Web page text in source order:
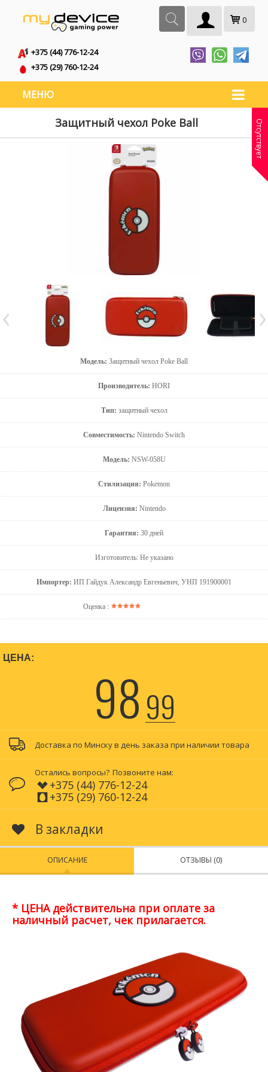
0
+375 (44) 776-12-24
+375 (29) 760-12-24
МЕНЮ
Защитный чехол Poke Ball
Модель: Защитный чехол Poke Ball
Производитель: HORI
Тип: защитный чехол
Совместимость: Nintendo Switch
Модель: NSW-058U
Стилизация: Pokemon
Лицензия: Nintendo
Гарантия: 30 дней
Изготовитель: Не указано
Импортер: ИП Гайдук Александр Евгеньевич, УНП 191900001
Оценка :
Отсутствует
ЦЕНА:
9899
Доставка по Минску в день заказа при наличии товара
Остались вопросы? Позвоните нам:
+375 (44) 776-12-24
+375 (29) 760-12-24
В закладки
ОПИСАНИЕ ОТЗЫВЫ (0)
* ЦЕНА действительна при оплате за
наличный расчет, чек прилагается.